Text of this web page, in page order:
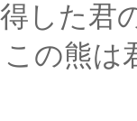
から
の熊